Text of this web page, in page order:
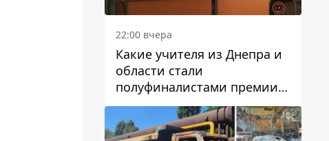
22:00 вчера
Какие учителя из Днепра и
области стали
полуфиналистами премии
Global Teacher Prize Ukraine
2026